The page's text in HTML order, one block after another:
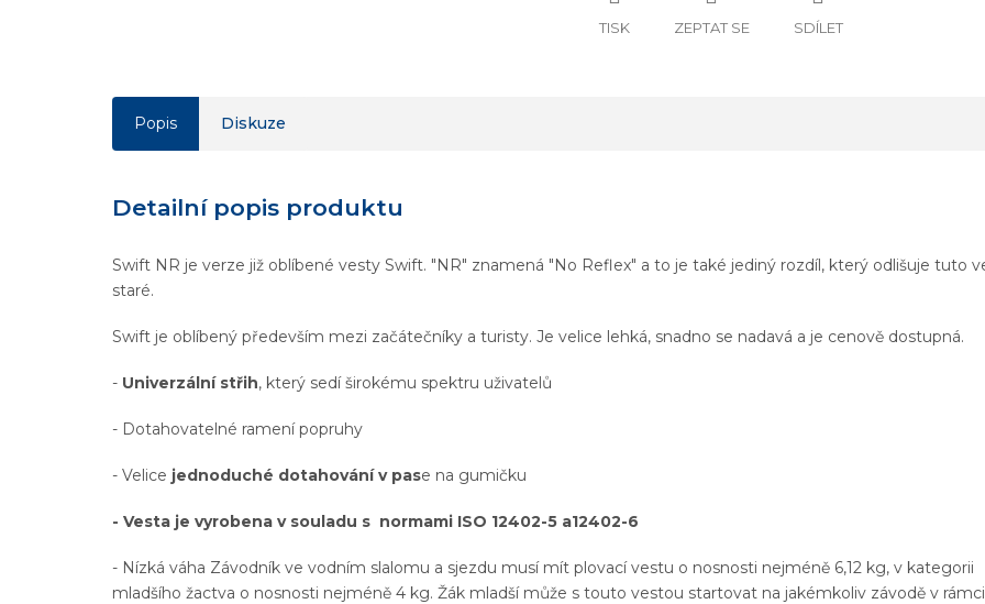
TISK ZEPTAT SE SDÍLET
Popis Diskuze
Detailní popis produktu
Swift NR je verze již oblíbené vesty Swift. "NR" znamená "No Reflex" a to je také jediný rozdíl, který odlišuje tuto
staré.
Swift je oblíbený především mezi začátečníky a turisty. Je velice lehká, snadno se nadavá a je cenově dostupná.
- Univerzální střih, který sedí širokému spektru uživatelů
- Dotahovatelné ramení popruhy
- Velice jednoduché dotahování v pase na gumičku
- Vesta je vyrobena v souladu s normami ISO 12402-5 a12402-6
- Nízká váha Závodník ve vodním slalomu a sjezdu musí mít plovací vestu o nosnosti nejméně 6,12 kg, v kategorii
mladšího žactva o nosnosti nejméně 4 kg. Žák mladší může s touto vestou startovat na jakémkoliv závodě v rámci